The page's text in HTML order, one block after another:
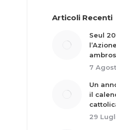
Articoli Recenti
Seul
7
Un
il
29